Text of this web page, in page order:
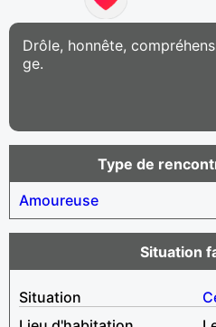
Drôle, honnête,
ge.
Type de
Amoureuse
Situation
Situation